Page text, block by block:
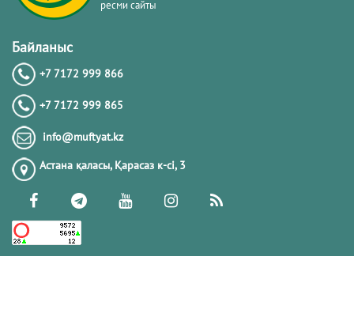
ресми сайты
Байланыс
+7 7172 999 866
+7 7172 999 865
info@muftyat.kz
Астана қаласы, Қарасаз к-сi, 3